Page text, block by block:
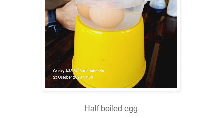
Half boiled egg